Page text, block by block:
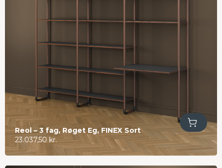
Reol – 3 fag, Røget Eg, FINEX Sort
23.037,50 kr.
Tilføj til kurv